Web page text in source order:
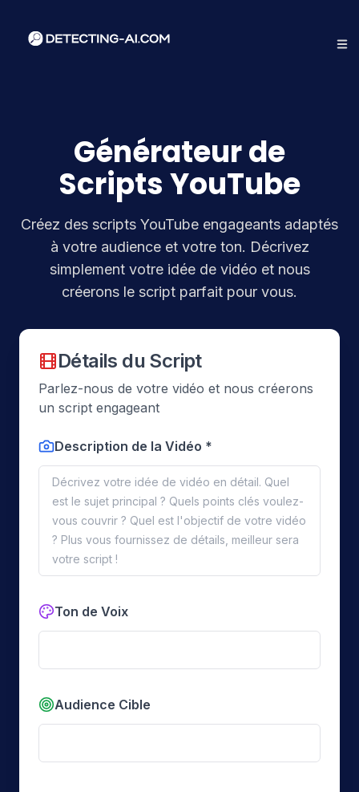
Générateur de
Scripts YouTube
Créez des scripts YouTube engageants adaptés
à votre audience et votre ton. Décrivez
simplement votre idée de vidéo et nous
créerons le script parfait pour vous.
Détails du Script
Parlez-nous de votre vidéo et nous créerons
un script engageant
Description de la Vidéo *
Ton de Voix
Audience Cible